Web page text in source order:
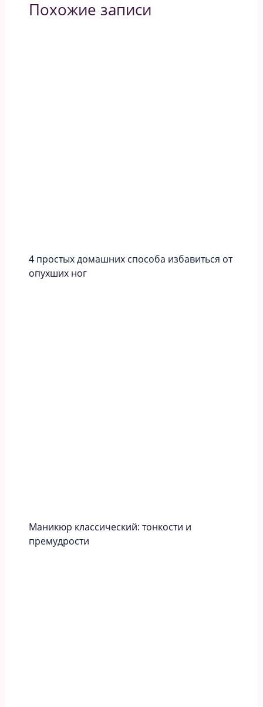
Похожие записи
4 простых домашних способа избавиться от
опухших ног
Маникюр классический: тонкости и
премудрости